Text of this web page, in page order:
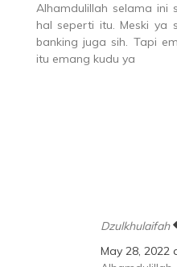
Alhamdulillah selama ini
hal seperti itu. Meski ya
banking juga sih. Tapi
itu emang kudu ya
Dzulkhulaifah
May 28, 2022